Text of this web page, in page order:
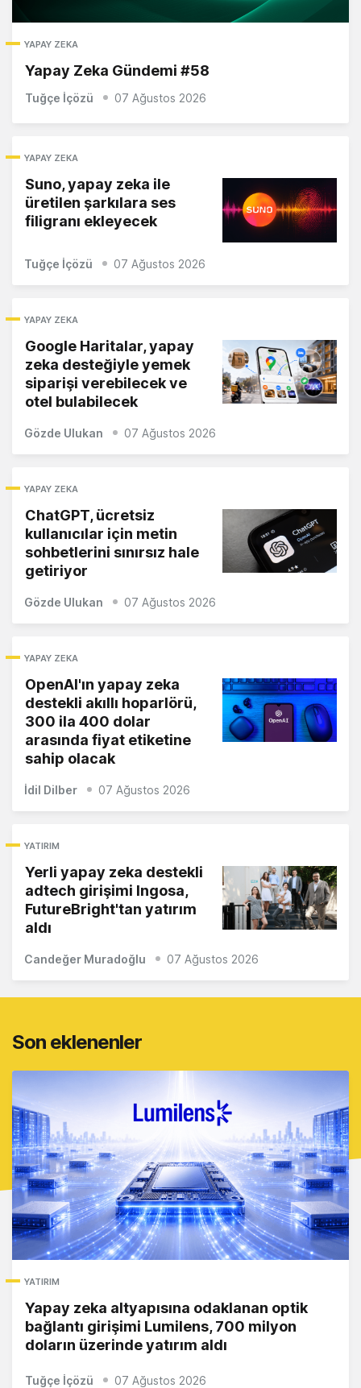
YAPAY ZEKA
Yapay Zeka Gündemi #58
Tuğçe İçözü 07 Ağustos 2026
YAPAY ZEKA
Suno, yapay zeka ile
üretilen şarkılara ses
filigranı ekleyecek
Tuğçe İçözü 07 Ağustos 2026
YAPAY ZEKA
Google Haritalar, yapay
zeka desteğiyle yemek
siparişi verebilecek ve
otel bulabilecek
Gözde Ulukan 07 Ağustos 2026
YAPAY ZEKA
ChatGPT, ücretsiz
kullanıcılar için metin
sohbetlerini sınırsız hale
getiriyor
Gözde Ulukan 07 Ağustos 2026
YAPAY ZEKA
OpenAI'ın yapay zeka
destekli akıllı hoparlörü,
300 ila 400 dolar
arasında fiyat etiketine
sahip olacak
İdil Dilber 07 Ağustos 2026
YATIRIM
Yerli yapay zeka destekli
adtech girişimi Ingosa,
FutureBright'tan yatırım
aldı
Candeğer Muradoğlu 07 Ağustos 2026
Son eklenenler
YATIRIM
Yapay zeka altyapısına odaklanan optik
bağlantı girişimi Lumilens, 700 milyon
doların üzerinde yatırım aldı
Tuğçe İçözü 07 Ağustos 2026